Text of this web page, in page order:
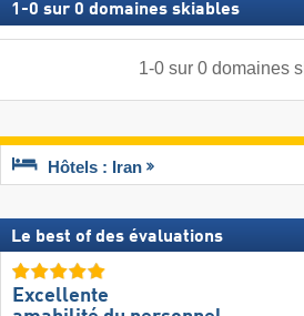
1 -0 sur 0 domaines skiables
1-0sur 0 domaines
Hôtels : Iran
Le best of des évaluations
Excellente